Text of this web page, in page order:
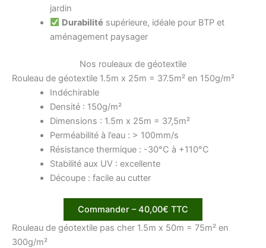
jardin
Durabilité supérieure, idéale pour BTP et
aménagement paysager
Nos rouleaux de géotextile
Rouleau de géotextile 1.5m x 25m = 37.5m² en 150g/m²
Indéchirable
Densité : 150g/m²
Dimensions : 1.5m x 25m = 37,5m²
Perméabilité à l’eau : > 100mm/s
Résistance thermique : -30°C à +110°C
Stabilité aux UV : excellente
Découpe : facile au cutter
Commander – 40,00€ TTC
Rouleau de géotextile pas cher 1.5m x 50m = 75m² en
300g/m²